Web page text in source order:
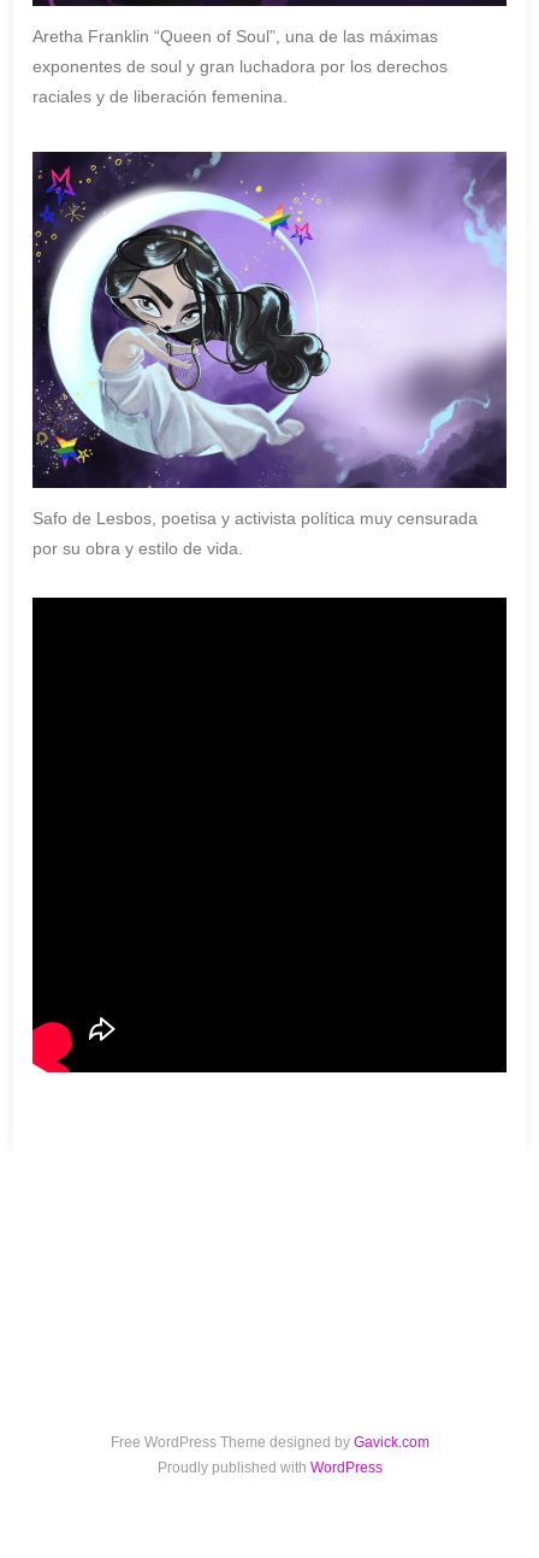
Aretha Franklin “Queen of Soul”, una de las máximas
exponentes de soul y gran luchadora por los derechos
raciales y de liberación femenina.
Safo de Lesbos, poetisa y activista política muy censurada
por su obra y estilo de vida.
Free WordPress Theme designed by Gavick.com
Proudly published with WordPress